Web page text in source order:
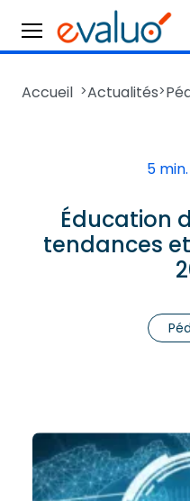
Accueil >Actualités>
5
Éducation
tendances